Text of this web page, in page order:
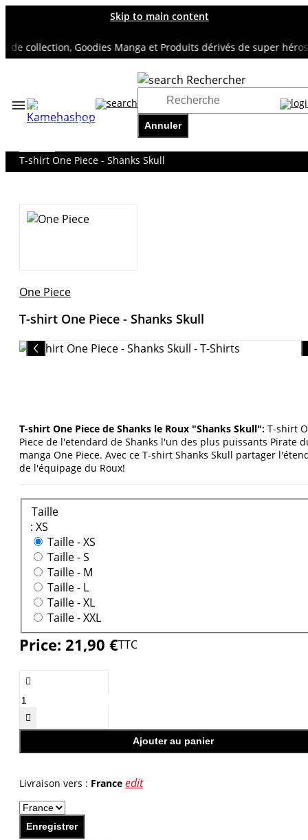
Skip to main content
collection, Goodies Manga et Produits dérivés de super héros
Rechercher
Annuler
Accueil
TOUS NOS RAYONS
T-shirt One Piece - Shanks Skull
One Piece
T-shirt One Piece - Shanks Skull
T-shirt One Piece de Shanks le Roux "Shanks Skull": T-shirt
Piece de l'etendard de Shanks l'un des plus puissants Pirate
manga One Piece. Avec ce T-shirt Shanks Skull partager
de l'équipage du Roux!
Taille
: XS
Taille -XS
Taille -S
Taille - M
Taille - L
Taille -XL
Taille -XXL
Price: 21,90 €TTC


Ajouter au panier
Livraison vers : France edit
Enregistrer